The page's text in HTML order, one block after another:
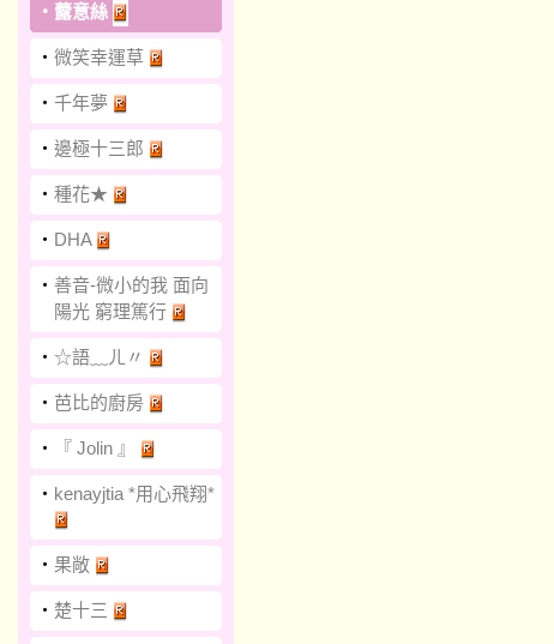
‧ 虂意絲
‧ 微笑幸運草
‧ 千年夢
‧ 邊極十三郎
‧ 種花★
‧ DHA
‧ 善音-微小的我 面向
陽光 窮理篤行
‧ ☆語﹏ㄦ〃
‧ 芭比的廚房
‧ 『 Jolin 』
‧ kenayjtia *用心飛翔*
‧ 果敞
‧ 楚十三